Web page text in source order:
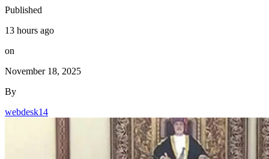
Published
13 hours ago
on
November 18, 2025
By
webdesk14